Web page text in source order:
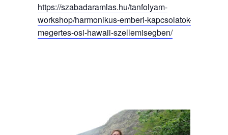
https://szabadaramlas.hu/tanfolyam-
workshop/harmonikus-emberi-kapcsolatok-ralatas-
megertes-osi-hawaii-szellemisegben/